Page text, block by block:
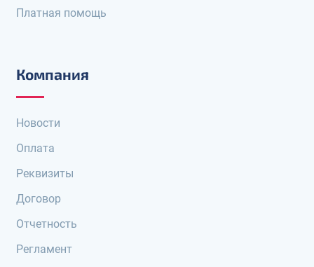
Платная помощь
Компания
Новости
Оплата
Реквизиты
Договор
Отчетность
Регламент